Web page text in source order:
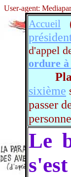
User-agent:
Accueil
d'appel
ordure
sixième
passer
Le
s'est